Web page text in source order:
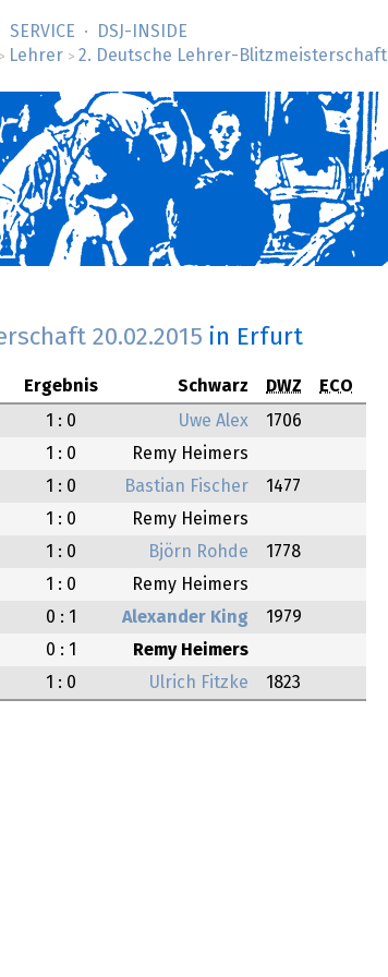
SERVICE
DSJ-­INSIDE
> Lehrer > 2. Deutsche Lehrer-Blitzmeisterschaft
20.02.2015 in Erfurt
Ergebnis Schwarz DWZ
ECO
1 : 0 Uwe Alex
1706
1 : 0
Remy Heimers
1 : 0 Bastian Fischer
1477
1 : 0
Remy Heimers
1 : 0 Björn Rohde
1778
1 : 0
Remy Heimers
0 : 1 Alexander King
1979
0 : 1
Remy Heimers
1 : 0 Ulrich Fitzke 1823